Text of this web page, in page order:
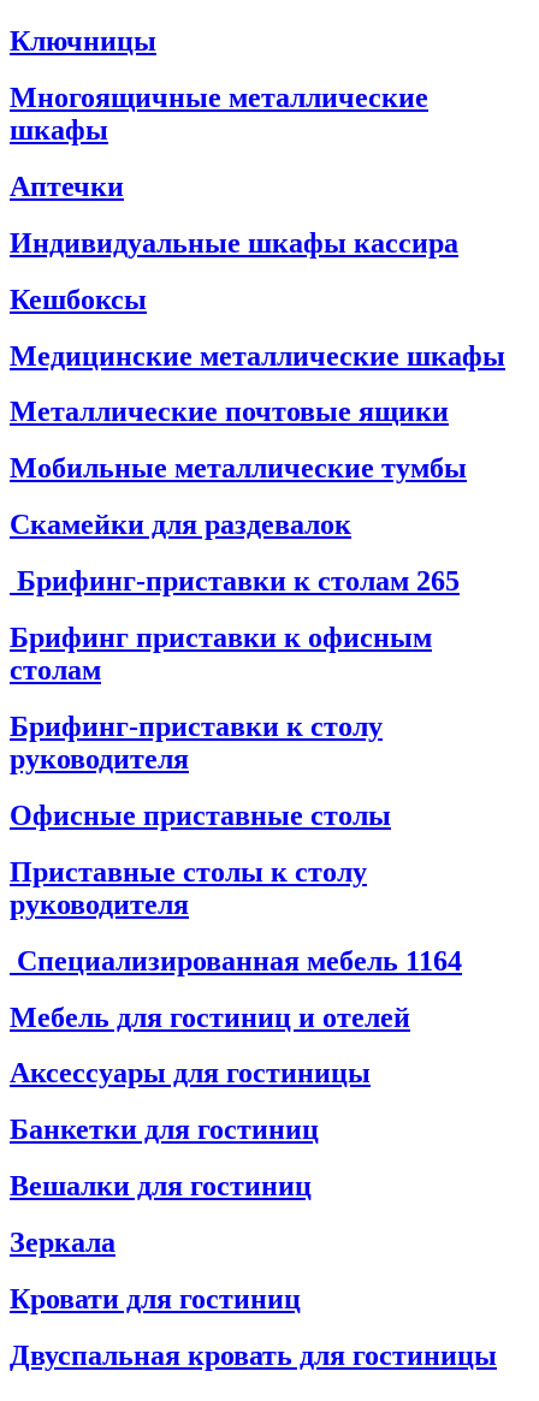
Ключницы
Многоящичные металлические
шкафы
Аптечки
Индивидуальные шкафы кассира
Кешбоксы
Медицинские металлические шкафы
Металлические почтовые ящики
Мобильные металлические тумбы
Скамейки для раздевалок
Брифинг-приставки к столам 265
Брифинг приставки к офисным
столам
Брифинг-приставки к столу
руководителя
Офисные приставные столы
Приставные столы к столу
руководителя
Специализированная мебель 1164
Мебель для гостиниц и отелей
Аксессуары для гостиницы
Банкетки для гостиниц
Вешалки для гостиниц
Зеркала
Кровати для гостиниц
Двуспальная кровать для гостиницы